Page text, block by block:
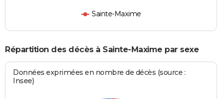
Sainte-Maxime
Répartition des décès à Sainte-Maxime par sexe
Données exprimées en nombre de décès (source :
Insee)